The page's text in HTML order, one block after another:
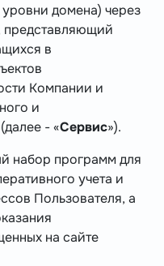
домена) через
в
Компании и
и
- «Сервис»).
набор программ для
учета и
Пользователя, а
на сайте